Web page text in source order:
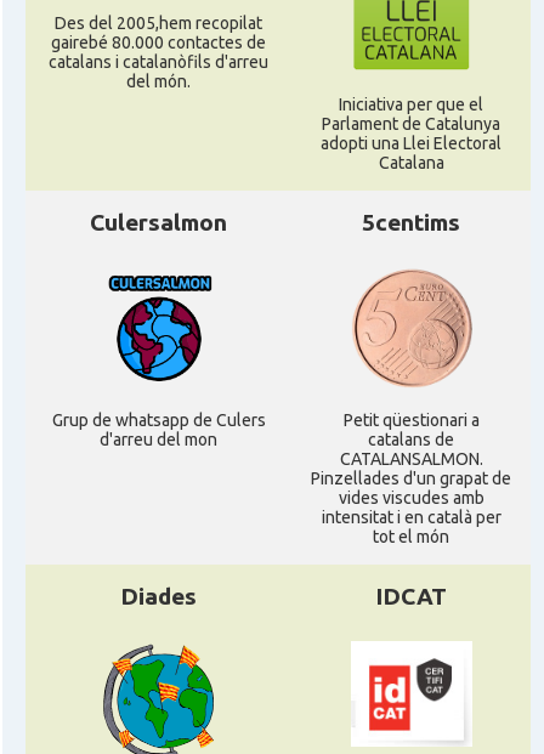
Consolat Consolat general a Paris
Consolat
Consolat general a Perpinyà
Consolat Consolat general a Strasbourg
Consolat Consolat general a Toulouse
Ambaixada Ambaixada espanyola a França
* + ambaixades i consolats
Des del 2005,hem recopilat
gairebé 80.000 contactes de
catalans i catalanòfils d'arreu
del món.
Iniciativa per que el
Parlament de Catalunya
adopti una Llei Electoral
Catalana
Culersalmon
Grup de whatsapp de Culers
d'arreu del mon
5centims
Petit qüestionari a
catalans de
CATALANSALMON.
Pinzellades d'un grapat de
vides viscudes amb
intensitat i en català per
tot el món
Diades IDCAT